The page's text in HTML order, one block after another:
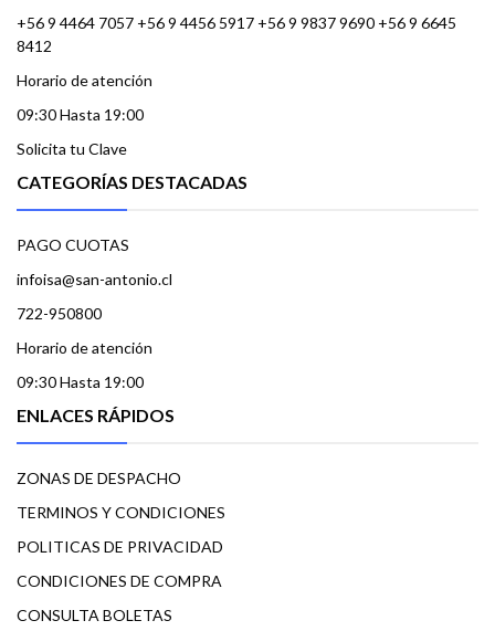
+56 9 4464 7057 +56 9 4456 5917 +56 9 9837 9690 +56 9 6645
8412
Horario de atención
09:30 Hasta 19:00
Solicita tu Clave
CATEGORÍAS DESTACADAS
PAGO CUOTAS
infoisa@san-antonio.cl
722-950800
Horario de atención
09:30 Hasta 19:00
ENLACES RÁPIDOS
ZONAS DE DESPACHO
TERMINOS Y CONDICIONES
POLITICAS DE PRIVACIDAD
CONDICIONES DE COMPRA
CONSULTA BOLETAS